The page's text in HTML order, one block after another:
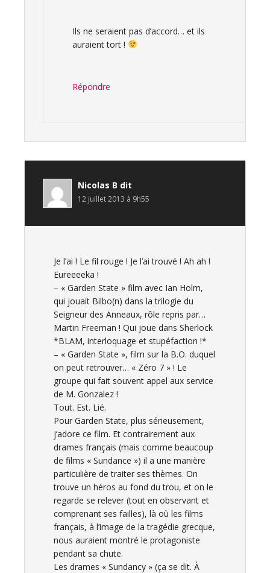
Ils ne seraient pas d’accord… et ils
auraient tort !
Répondre
Nicolas B dit
12 juillet 2013 à 9h55
Je l’ai ! Le fil rouge ! Je l’ai trouvé ! Ah ah !
Eureeeeka !
– « Garden State » film avec Ian Holm,
qui jouait Bilbo(n) dans la trilogie du
Seigneur des Anneaux, rôle repris par…
Martin Freeman ! Qui joue dans Sherlock
*BLAM, interloquage et stupéfaction !*
– « Garden State », film sur la B.O. duquel
on peut retrouver… « Zéro 7 » ! Le
groupe qui fait souvent appel aux service
de M. Gonzalez !
Tout. Est. Lié.
Pour Garden State, plus sérieusement,
j’adore ce film. Et contrairement aux
drames français (mais comme beaucoup
de films « Sundance ») il a une manière
particulière de traiter ses thèmes. On
trouve un héros au fond du trou, et on le
regarde se relever (tout en observant et
comprenant ses failles), là où les films
français, à l’image de la tragédie grecque,
nous auraient montré le protagoniste
pendant sa chute.
Les drames « Sundancy » (ça se dit. À